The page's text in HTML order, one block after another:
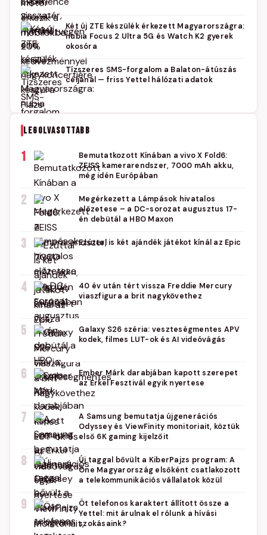
Két új ZTE készülék érkezett Magyarországra:
nubia Focus 2 Ultra 5G és Watch K2 gyerek
okosóra
Tízszeres SMS-forgalom a Balaton-átúszás
céljánál — friss Yettel hálózati adatok
LEGOLVASOTTABB
1
Bemutatkozott Kínában a vivo X Fold6:
ZEISS kamerarendszer, 7000 mAh akku,
még idén Európában
2
Megérkezett a Lámpások hivatalos
előzetese – a DC-sorozat augusztus 17-
én debütál a HBO Maxon
3 Ezúttal is két ajándék játékot kínál az Epic
4
40 év után tért vissza Freddie Mercury
viaszfigura a brit nagykövethez
5
Galaxy S26 széria: veszteségmentes APV
kodek, filmes LUT-ok és AI videóvágás
6
Ember Márk darabjában kapott szerepet
az Erkel Fesztivál egyik nyertese
7
A Samsung bemutatja újgenerációs
Odyssey és ViewFinity monitoriait, köztük
első 6K gaming kijelzőit
8
Új taggal bővült a KiberPajzs program: A
One Magyarország elsőként csatlakozott
a telekommunikációs vállalatok közül
9
Öt telefonos karaktert állított össze a
Yettel: mit árulnak el rólunk a hívási
szokásaink?